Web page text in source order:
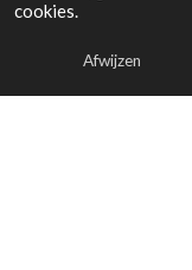
cookies.
Afwijzen